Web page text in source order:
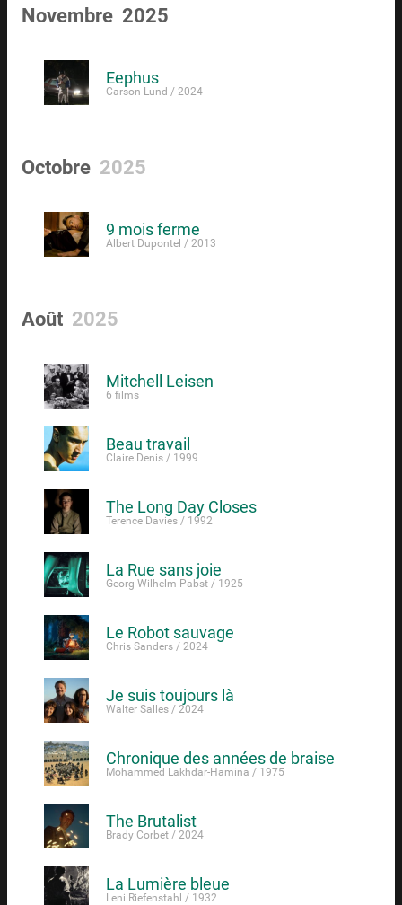
Novembre 2025
Eephus
Carson Lund / 2024
Octobre 2025
9 mois ferme
Albert Dupontel / 2013
Août 2025
Mitchell Leisen
6 films
Beau travail
Claire Denis / 1999
The Long Day Closes
Terence Davies / 1992
La Rue sans joie
Georg Wilhelm Pabst / 1925
Le Robot sauvage
Chris Sanders / 2024
Je suis toujours là
Walter Salles / 2024
Chronique des années de braise
Mohammed Lakhdar-Hamina / 1975
The Brutalist
Brady Corbet / 2024
La Lumière bleue
Leni Riefenstahl / 1932